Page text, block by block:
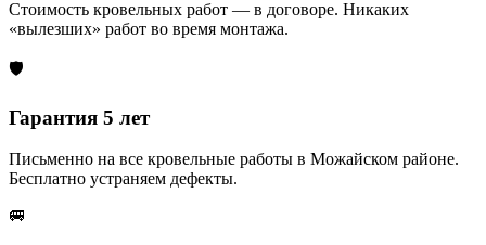
Стоимость кровельных работ — в договоре. Никаких
«вылезших» работ во время монтажа.
🛡️
Гарантия 5 лет
Письменно на все кровельные работы в Можайском районе.
Бесплатно устраняем дефекты.
🚐